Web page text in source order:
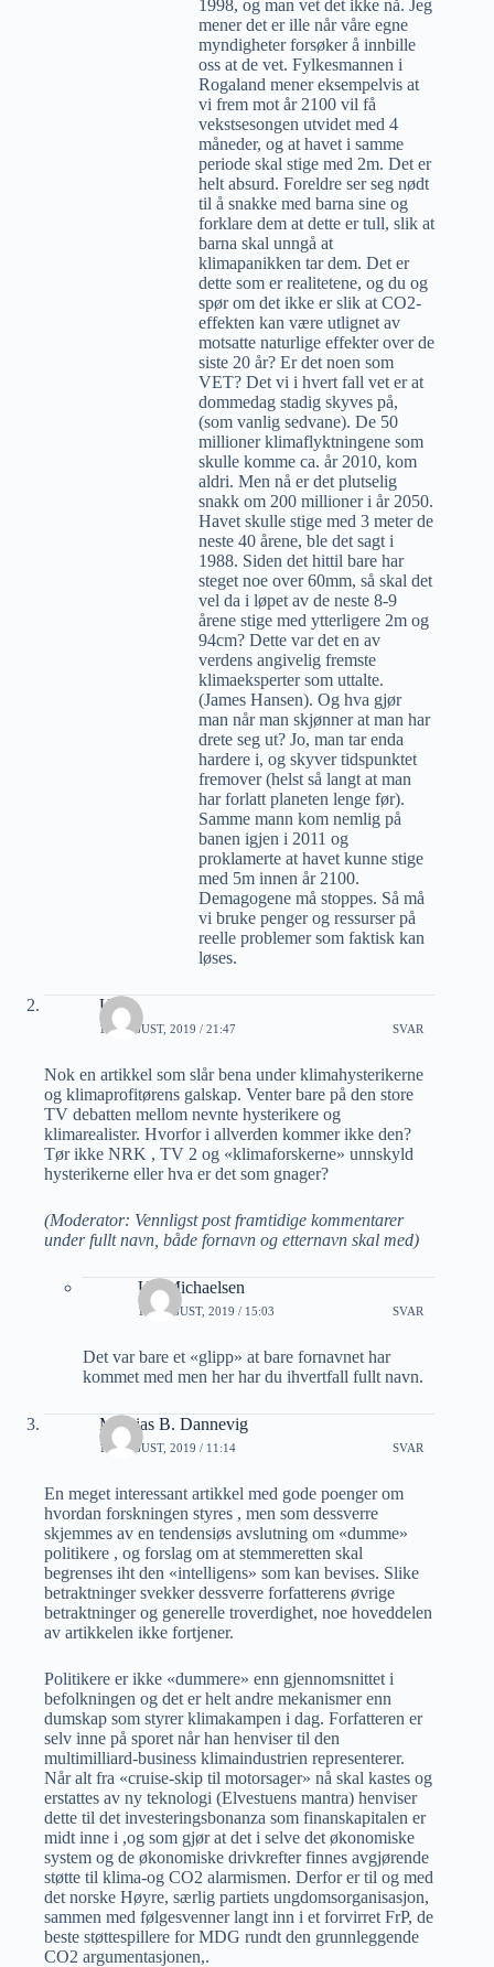
1998, og man vet det ikke nå. Jeg
mener det er ille når våre egne
myndigheter forsøker å innbille
oss at de vet. Fylkesmannen i
Rogaland mener eksempelvis at
vi frem mot år 2100 vil få
vekstsesongen utvidet med 4
måneder, og at havet i samme
periode skal stige med 2m. Det er
helt absurd. Foreldre ser seg nødt
til å snakke med barna sine og
forklare dem at dette er tull, slik at
barna skal unngå at
klimapanikken tar dem. Det er
dette som er realitetene, og du og
spør om det ikke er slik at CO2-
effekten kan være utlignet av
motsatte naturlige effekter over de
siste 20 år? Er det noen som
VET? Det vi i hvert fall vet er at
dommedag stadig skyves på,
(som vanlig sedvane). De 50
millioner klimaflyktningene som
skulle komme ca. år 2010, kom
aldri. Men nå er det plutselig
snakk om 200 millioner i år 2050.
Havet skulle stige med 3 meter de
neste 40 årene, ble det sagt i
1988. Siden det hittil bare har
steget noe over 60mm, så skal det
vel da i løpet av de neste 8-9
årene stige med ytterligere 2m og
94cm? Dette var det en av
verdens angivelig fremste
klimaeksperter som uttalte.
(James Hansen). Og hva gjør
man når man skjønner at man har
drete seg ut? Jo, man tar enda
hardere i, og skyver tidspunktet
fremover (helst så langt at man
har forlatt planeten lenge før).
Samme mann kom nemlig på
banen igjen i 2011 og
proklamerte at havet kunne stige
med 5m innen år 2100.
Demagogene må stoppes. Så må
vi bruke penger og ressurser på
reelle problemer som faktisk kan
løses.
Ulf
16 AUGUST, 2019 / 21:47 SVAR
Nok en artikkel som slår bena under klimahysterikerne
og klimaprofitørens galskap. Venter bare på den store
TV debatten mellom nevnte hysterikere og
klimarealister. Hvorfor i allverden kommer ikke den?
Tør ikke NRK , TV 2 og «klimaforskerne» unnskyld
hysterikerne eller hva er det som gnager?
(Moderator: Vennligst post framtidige kommentarer
under fullt navn, både fornavn og etternavn skal med)
Ulf Michaelsen
17 AUGUST, 2019 / 15:03 SVAR
Det var bare et «glipp» at bare fornavnet har
kommet med men her har du ihvertfall fullt navn.
Mathias B. Dannevig
17 AUGUST, 2019 / 11:14 SVAR
En meget interessant artikkel med gode poenger om
hvordan forskningen styres , men som dessverre
skjemmes av en tendensiøs avslutning om «dumme»
politikere , og forslag om at stemmeretten skal
begrenses iht den «intelligens» som kan bevises. Slike
betraktninger svekker dessverre forfatterens øvrige
betraktninger og generelle troverdighet, noe hoveddelen
av artikkelen ikke fortjener.
Politikere er ikke «dummere» enn gjennomsnittet i
befolkningen og det er helt andre mekanismer enn
dumskap som styrer klimakampen i dag. Forfatteren er
selv inne på sporet når han henviser til den
multimilliard-business klimaindustrien representerer.
Når alt fra «cruise-skip til motorsager» nå skal kastes og
erstattes av ny teknologi (Elvestuens mantra) henviser
dette til det investeringsbonanza som finanskapitalen er
midt inne i ,og som gjør at det i selve det økonomiske
system og de økonomiske drivkrefter finnes avgjørende
støtte til klima-og CO2 alarmismen. Derfor er til og med
det norske Høyre, særlig partiets ungdomsorganisasjon,
sammen med følgesvenner langt inn i et forvirret FrP, de
beste støttespillere for MDG rundt den grunnleggende
CO2 argumentasjonen,.